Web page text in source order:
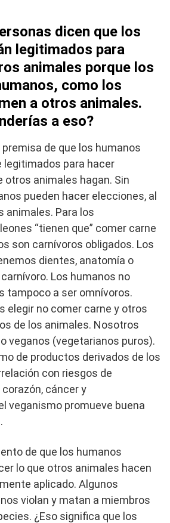
dicen que los
legitimados para
animales porque los
como los
a otros animales.
a eso?
de que los humanos
para hacer
otros animales hagan. Sin
pueden hacer elecciones, al
animales. Para los
“tienen que” comer carne
son carnívoros obligados. Los
dientes, anatomía o
Los humanos no
tampoco a ser omnívoros.
elegir no comer carne y otros
de los animales. Nosotros
veganos (vegetarianos puros).
de productos derivados de los
con riesgos de
cáncer y
veganismo promueve buena
de que los humanos
lo que otros animales hacen
aplicado. Algunos
violan y matan a miembros
¿Eso significa que los